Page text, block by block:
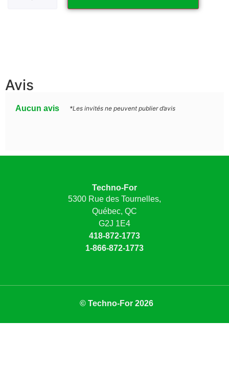
Avis
Aucun avis *Les invités ne peuvent publier d’avis
Techno-For
5300 Rue des Tournelles,
Québec, QC
G2J 1E4
418-872-1773
1-866-872-1773
© Techno-For 2026